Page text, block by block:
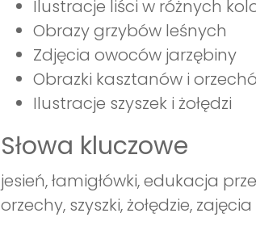
Ilustracje liści w różnych
Obrazy grzybów leśnych
Zdjęcia owoców jarzębiny
Obrazki kasztanów i
Ilustracje szyszek i żołędzi
Słowa kluczowe
jesień, łamigłówki, edukacja
orzechy, szyszki, żołędzie,